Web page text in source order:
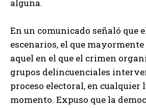
alguna.
En un comunicado señaló que
escenarios, el que mayormente
aquel en el que el crimen
grupos delincuenciales
proceso electoral, en cualquier
momento. Expuso que la